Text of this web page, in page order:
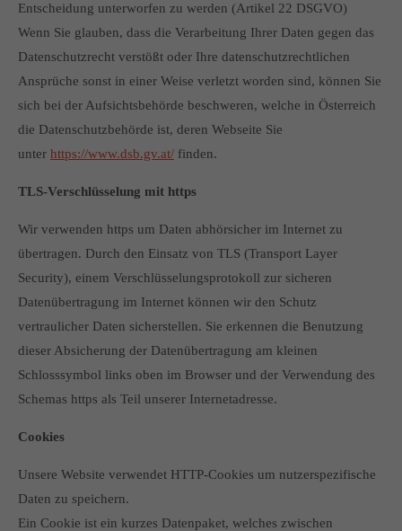
Entscheidung unterworfen zu werden (Artikel 22 DSGVO)
Wenn Sie glauben, dass die Verarbeitung Ihrer Daten gegen das
Datenschutzrecht verstößt oder Ihre datenschutzrechtlichen
Ansprüche sonst in einer Weise verletzt worden sind, können Sie
sich bei der Aufsichtsbehörde beschweren, welche in Österreich
die Datenschutzbehörde ist, deren Webseite Sie
unter https://www.dsb.gv.at/ finden.
TLS-Verschlüsselung mit https
Wir verwenden https um Daten abhörsicher im Internet zu
übertragen. Durch den Einsatz von TLS (Transport Layer
Security), einem Verschlüsselungsprotokoll zur sicheren
Datenübertragung im Internet können wir den Schutz
vertraulicher Daten sicherstellen. Sie erkennen die Benutzung
dieser Absicherung der Datenübertragung am kleinen
Schlosssymbol links oben im Browser und der Verwendung des
Schemas https als Teil unserer Internetadresse.
Cookies
Unsere Website verwendet HTTP-Cookies um nutzerspezifische
Daten zu speichern.
Ein Cookie ist ein kurzes Datenpaket, welches zwischen